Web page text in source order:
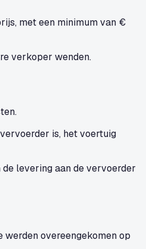
met een minimum van €
verkoper wenden.
is, het voertuig
levering aan de vervoerder
overeengekomen op